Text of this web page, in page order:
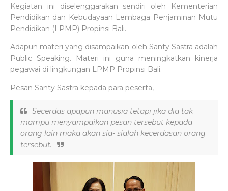
Kegiatan ini diselenggarakan sendiri oleh Kementerian
Pendidikan dan Kebudayaan Lembaga Penjaminan Mutu
Pendidikan (LPMP) Propinsi Bali.
Adapun materi yang disampaikan oleh Santy Sastra adalah
Public Speaking. Materi ini guna meningkatkan kinerja
pegawai di lingkungan LPMP Propinsi Bali.
Pesan Santy Sastra kepada para peserta,
Secerdas apapun manusia tetapi jika dia tak
mampu menyampaikan pesan tersebut kepada
orang lain maka akan sia- sialah kecerdasan orang
tersebut.